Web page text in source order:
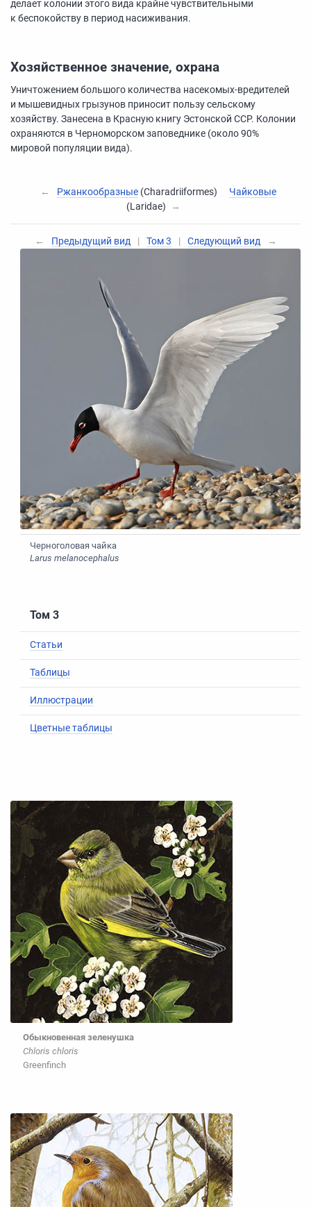
делает колонии этого вида крайне чувствительными
к беспокойству в период насиживания.
Хозяйственное значение, охрана
Уничтожением большого количества насекомых-вредителей
и мышевидных грызунов приносит пользу сельскому
хозяйству. Занесена в Красную книгу Эстонской ССР. Колонии
охраняются в Черноморском заповеднике (около 90%
мировой популяции вида).
← Ржанкообразные(Charadriiformes)
Чайковые
(Laridae)
→
← Предыдущий вид | Том 3 | Следующий вид →
Черноголовая чайка
Larus melanocephalus
Том 3
Статьи
Таблицы
Иллюстрации
Цветные таблицы
Обыкновенная зеленушка
Chloris chloris
Greenfinch